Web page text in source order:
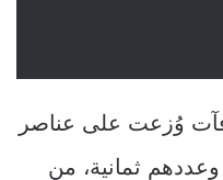
وُزعت على عناصر
وعددهم ثمانية، من